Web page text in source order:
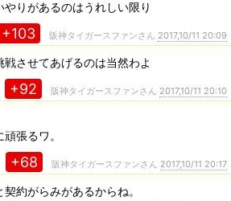
りがあるのはうれしい限り
+103 阪神タイガースファンさん 2017,10/11 20:09
させてあげるのは当然わよ
+92 阪神タイガースファンさん 2017,10/11 20:10
張るワ。
+68 阪神タイガースファンさん 2017,10/11 20:17
約がらみがあるからね。